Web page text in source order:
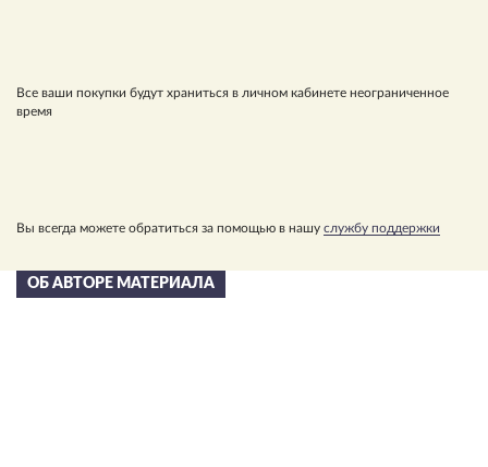
Все ваши покупки будут храниться в личном кабинете неограниченное
время
Вы всегда можете обратиться за помощью в нашу службу поддержки
ОБ АВТОРЕ МАТЕРИАЛА